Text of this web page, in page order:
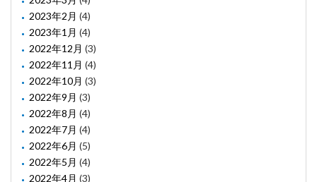
2023年2月 (4)
2023年1月 (4)
2022年12月 (3)
2022年11月 (4)
2022年10月 (3)
2022年9月 (3)
2022年8月 (4)
2022年7月 (4)
2022年6月 (5)
2022年5月 (4)
2022年4月 (3)